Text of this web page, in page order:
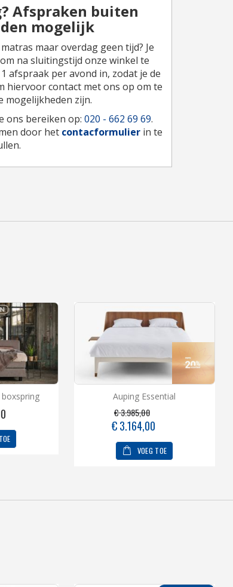
Afspraken buiten
mogelijk
maar overdag geen tijd? Je
na sluitingstijd onze winkel te
afspraak per avond in, zodat je de
hiervoor contact met ons op om te
mogelijkheden zijn.
ons bereiken op: 020 - 662 69 69.
door het contacformulier in te
boxspring Auping Essential
€ 3.985,00
Speciale€ 3.164,00
VOEG TOE